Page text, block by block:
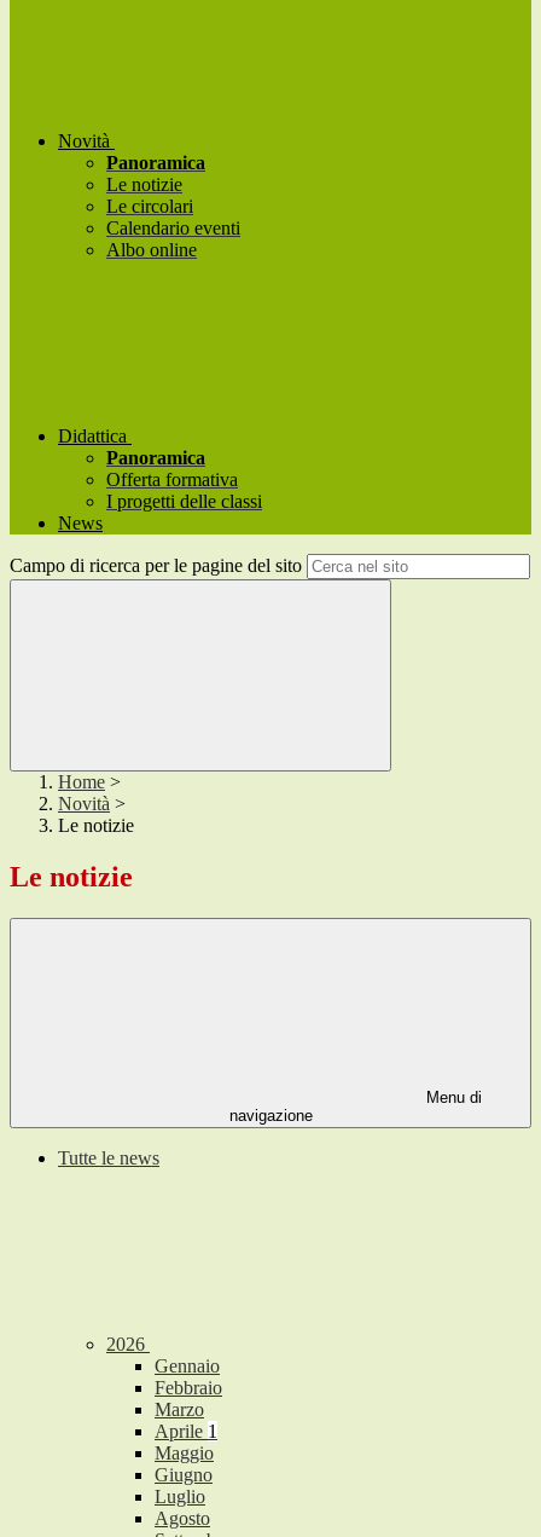
Novità
Panoramica
Le notizie
Le circolari
Calendario eventi
Albo online
Didattica
Panoramica
Offerta formativa
I progetti delle classi
News
Campo di ricerca per le pagine del sito
Home >
Novità >
Le notizie
Le notizie
Menu di
navigazione
Tutte le news
2026
Gennaio
Febbraio
Marzo
Aprile 1
Maggio
Giugno
Luglio
Agosto